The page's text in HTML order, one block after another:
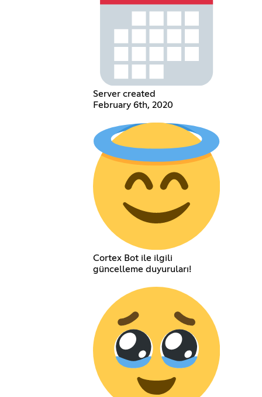
Server created
February 6th, 2020
Cortex Bot ile ilgili
güncelleme duyuruları!